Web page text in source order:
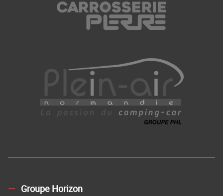
Groupe Horizon